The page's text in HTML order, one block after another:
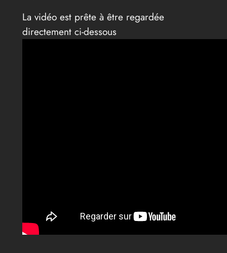
La vidéo est prête à être regardée
directement ci-dessous